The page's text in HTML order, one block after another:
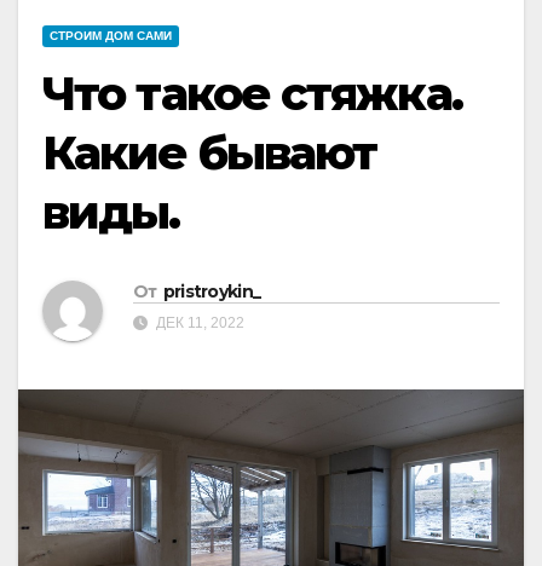
СТРОИМ ДОМ САМИ
Что такое стяжка.
Какие бывают
виды.
От pristroykin_
ДЕК 11, 2022